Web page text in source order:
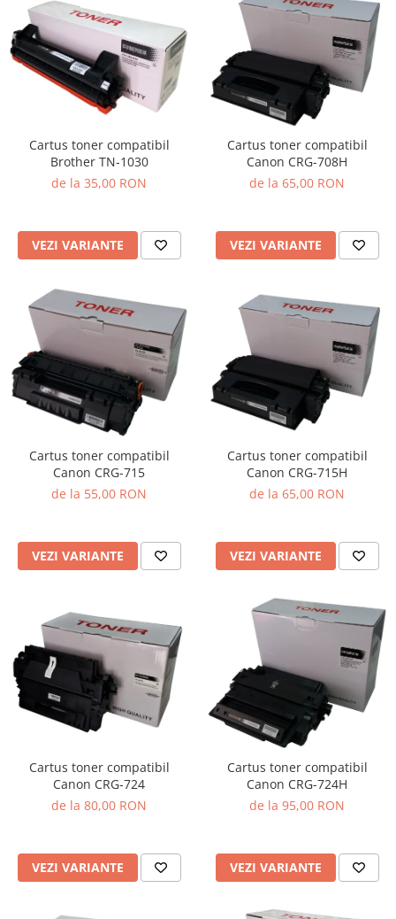
Cartus toner compatibil
Brother TN-1030
de la 35,00 RON
VEZI VARIANTE
Cartus toner compatibil
Canon CRG-708H
de la 65,00 RON
VEZI VARIANTE
Cartus toner compatibil
Canon CRG-715
de la 55,00 RON
VEZI VARIANTE
Cartus toner compatibil
Canon CRG-715H
de la 65,00 RON
VEZI VARIANTE
Cartus toner compatibil
Canon CRG-724
de la 80,00 RON
VEZI VARIANTE
Cartus toner compatibil
Canon CRG-724H
de la 95,00 RON
VEZI VARIANTE